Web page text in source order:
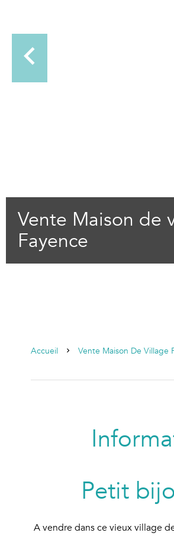
Vente Maison de
Fayence
Accueil Vente Maison De Village
Petit
A vendre dans ce vieux village